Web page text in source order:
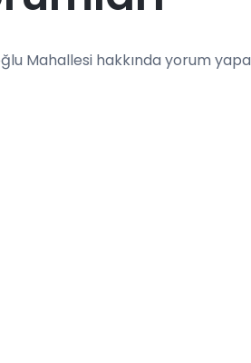
Mahallesi hakkında yorum